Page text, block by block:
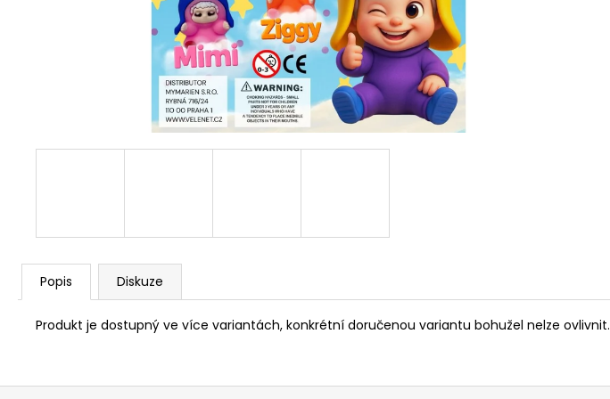
Popis Diskuze
Produkt je dostupný ve více variantách, konkrétní doručenou variantu bohužel nelze ovlivnit.